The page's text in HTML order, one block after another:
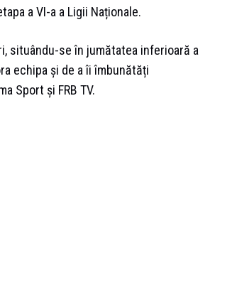
a VI-a a Ligii Naționale.
situându-se în jumătatea inferioară a
echipa și de a îi îmbunătăți
Sport și FRB TV.